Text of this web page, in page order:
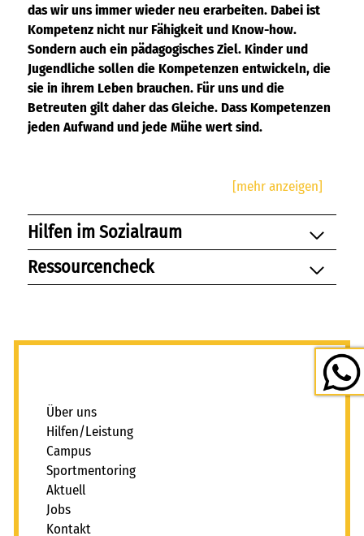
das wir uns immer wieder neu erarbeiten. Dabei ist
Kompetenz nicht nur Fähigkeit und Know-how.
Sondern auch ein pädagogisches Ziel. Kinder und
Jugendliche sollen die Kompetenzen entwickeln, die
sie in ihrem Leben brauchen. Für uns und die
Betreuten gilt daher das Gleiche. Dass Kompetenzen
jeden Aufwand und jede Mühe wert sind.
Die individuelle und am Bedarf des Einzelnen
Arbeitsweise der outback stiftung ermöglicht. Dafür
haben wir unsere Geschäftsbereiche klar strukturiert
und die Aufgaben der Mitarbeitenden eindeutig
beschrieben. In der Praxis bedeutet das, dass jede*r
Mitarbeiter*in seine Verantwortlichkeiten ebenso gut
kennt wie die Schnittstellen zu anderen
Tätigkeitsbereichen.
Hilfen im Sozialraum
Ressourcencheck
Über uns
Hilfen/Leistung
Campus
Sportmentoring
Aktuell
Jobs
Kontakt